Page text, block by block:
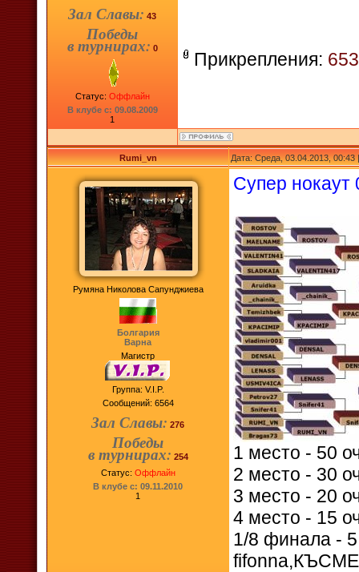
Зал Славы: 43
Победы
в турнирах: 0
Статус: Оффлайн
В клубе с: 09.08.2009
1
Прикрепления:
Rumi_vn Дата: Среда, 03.04.2013,
Румяна Николова Сапунджиева
Болгария
Варна
Магистр
Группа: V.I.P.
Сообщений: 6564
Зал Славы: 276
Победы
в турнирах: 254
Статус: Оффлайн
В клубе с: 09.11.2010
1
Супер нокаут
1 место - 50
2 место - 30
3 место - 20
4 место - 15
1/8 финала - 5